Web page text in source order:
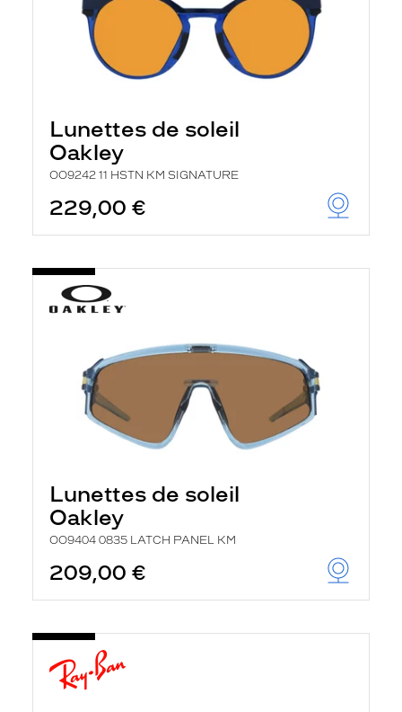
Lunettes de soleil
Oakley
OO9242 11 HSTN KM SIGNATURE
229,00 €
Lunettes de soleil
Oakley
OO9404 0835 LATCH PANEL KM
209,00 €